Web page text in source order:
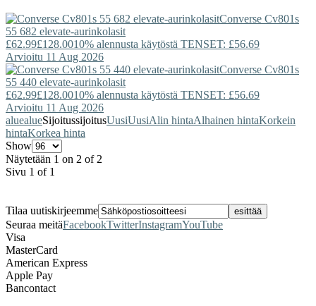
Converse Cv801s
55 682 elevate-aurinkolasit
£62.99£128.0010% alennusta käytöstä TENSET: £56.69
Arvioitu 11 Aug 2026
Converse Cv801s
55 440 elevate-aurinkolasit
£62.99£128.0010% alennusta käytöstä TENSET: £56.69
Arvioitu 11 Aug 2026
aluealueSijoitussijoitusUusiUusiAlin hintaAlhainen hintaKorkein
hintaKorkea hinta
Show
Näytetään 1 on 2 of 2
Sivu 1 of 1
Tilaa uutiskirjeemme
Seuraa meitäFacebookTwitterInstagramYouTube
Visa
MasterCard
American Express
Apple Pay
Bancontact